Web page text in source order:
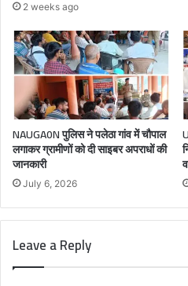
2 weeks ago
NAUGA0N पुलिस ने पलेठा गांव में चौपाल
लगाकर ग्रामीणों को दी साइबर अपराधों की
जानकारी
July 6, 2026
Leave a Reply